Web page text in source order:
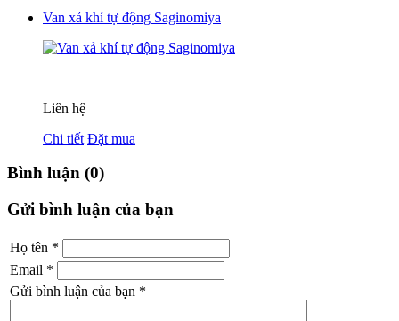
Van xả khí tự động Saginomiya
Liên hệ
Chi tiết Đặt mua
Bình luận (0)
Gửi bình luận của bạn
Họ tên *
Email *
Gửi bình luận của bạn *